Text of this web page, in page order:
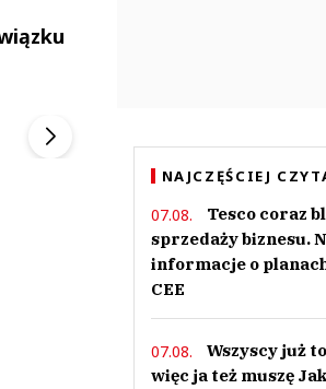
NAJCZĘŚCIEJ
07.08.
Tesco coraz
sprzedaży biznesu.
informacje o
CEE
07.08.
Wszyscy już
więc ja też muszę Jak